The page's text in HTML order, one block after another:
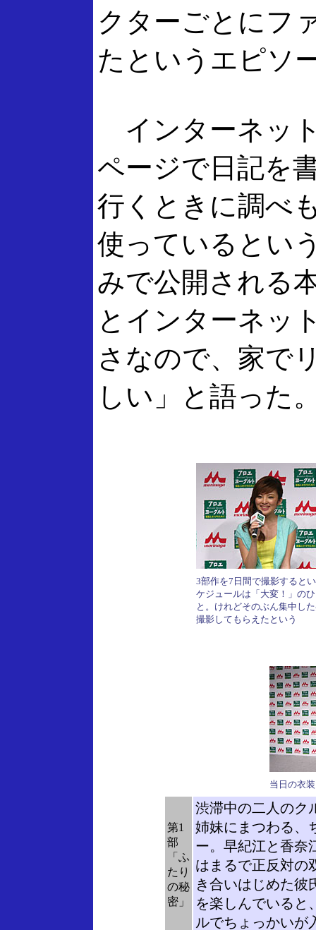
クターごとにフ
たというエピソ
インターネッ
ページで日記を
行くときに調べ
使っているとい
みで公開される
とインターネッ
さなので、家で
しい」と語った
3部作を7日間で撮影すると
ケジュールは「大変！」の
と。けれどそのぶん集中し
撮影してもらえたという
当日の衣装
第1
部
「ふ
たり
の秘
密」
渋滞中の二人のク
姉妹にまつわる、
ー。早紀江と香奈
はまるで正反対の
き合いはじめた彼
を楽しんでいると
ルでちょっかい